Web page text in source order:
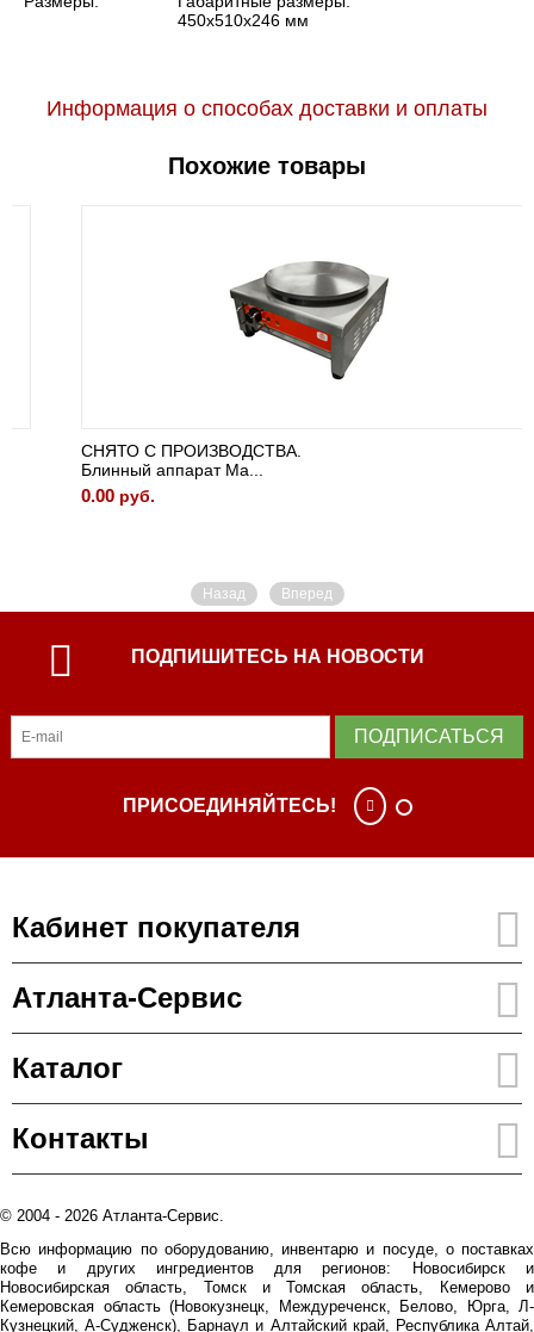
450x510x246 мм
Информация о способах доставки и оплаты
Похожие товары
СНЯТО С ПРОИЗВОДСТВА.
Блинный аппарат Ма...
руб.
Назад Вперед
ПОДПИШИТЕСЬ НА НОВОСТИ
ПОДПИСАТЬСЯ
ПРИСОЕДИНЯЙТЕСЬ!
Кабинет покупателя
Атланта-Сервис
Каталог
Контакты
© 2004 - 2026 Атланта-Сервис.
Всю информацию по оборудованию, инвентарю и посуде, о поставках
кофе и других ингредиентов для регионов: Новосибирск и
Новосибирская область, Томск и Томская область, Кемерово и
Кемеровская область (Новокузнецк, Междуреченск, Белово, Юрга, Л-
Кузнецкий, А-Судженск), Барнаул и Алтайский край, Республика Алтай,